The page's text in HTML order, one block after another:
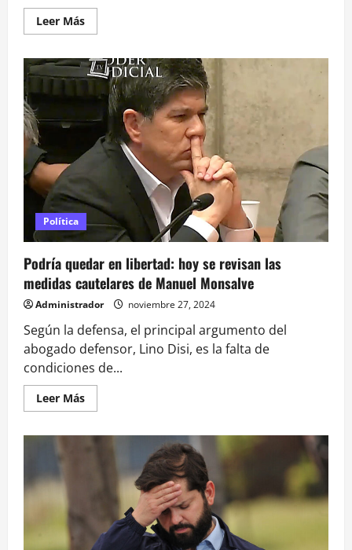
Leer MásLeer
más
¡Remezón
en
Las
Condes!
Tiago
Nunes
habría
amenazado
con
renunciar
la
Universidad
Católica
Política
Podría quedar en libertad: hoy se revisan las
medidas cautelares de Manuel Monsalve
Administrador noviembre 27, 2024
Según la defensa, el principal argumento del
abogado defensor, Lino Disi, es la falta de
condiciones de...
Leer MásLeer
más
libertad:
medidas
cautelares